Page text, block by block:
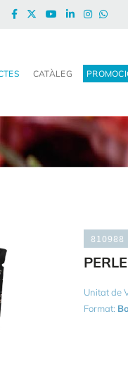
CATÀLEG
810988
Unitat de
Format: